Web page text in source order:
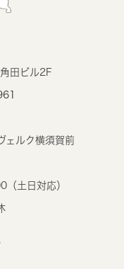
田ビル2F
ェルク横須賀前
土日対応）